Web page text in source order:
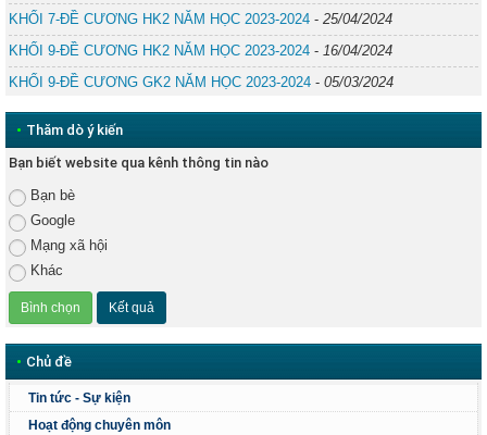
KHỐI 7-ĐỀ CƯƠNG HK2 NĂM HỌC 2023-2024 - 25/04/2024
KHỐI 9-ĐỀ CƯƠNG HK2 NĂM HỌC 2023-2024 - 16/04/2024
KHỐI 9-ĐỀ CƯƠNG GK2 NĂM HỌC 2023-2024 - 05/03/2024
• Thăm dò ý kiến
Bạn biết website qua kênh thông tin nào
Bạn bè
Google
Mạng xã hội
Khác
• Chủ đề
Tin tức - Sự kiện
Hoạt động chuyên môn